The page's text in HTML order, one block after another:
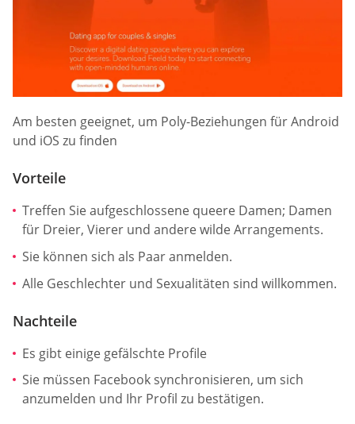
Am besten geeignet, um Poly-Beziehungen für Android
und iOS zu finden
Vorteile
Treffen Sie aufgeschlossene queere Damen; Damen
für Dreier, Vierer und andere wilde Arrangements.
Sie können sich als Paar anmelden.
Alle Geschlechter und Sexualitäten sind willkommen.
Nachteile
Es gibt einige gefälschte Profile
Sie müssen Facebook synchronisieren, um sich
anzumelden und Ihr Profil zu bestätigen.